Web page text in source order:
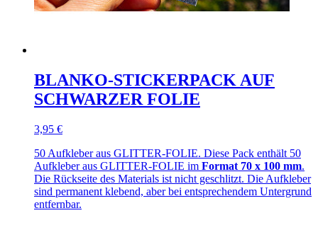
BLANKO-STICKERPACK AUF
SCHWARZER FOLIE
3,95 €
50 Aufkleber aus GLITTER-FOLIE. Diese Pack enthält 50
Aufkleber aus GLITTER-FOLIE im Format 70 x 100 mm.
Die Rückseite des Materials ist nicht geschlitzt. Die Aufkleber
sind permanent klebend, aber bei entsprechendem Untergrund
entfernbar.